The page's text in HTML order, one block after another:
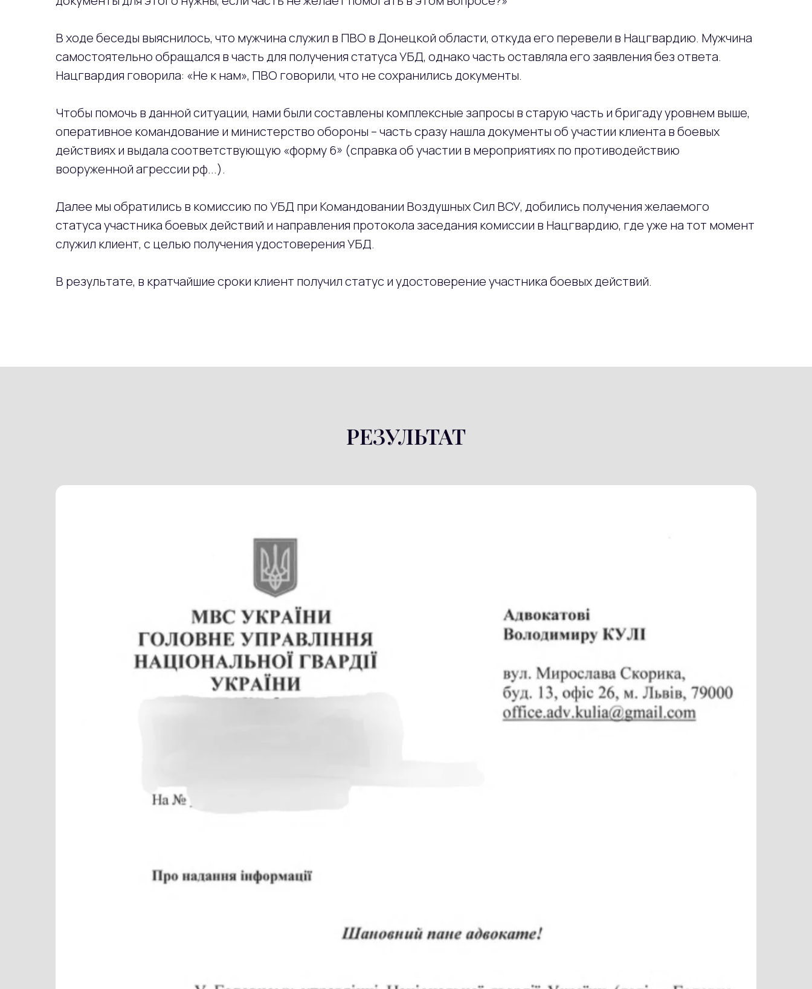
В ходе беседы выяснилось, что мужчина служил в ПВО в Донецкой области, откуда его перевели в Нацгвардию. Мужчина
самостоятельно обращался в часть для получения статуса УБД, однако часть оставляла его заявления без ответа.
Нацгвардия говорила: «Не к нам», ПВО говорили, что не сохранились документы.
Чтобы помочь в данной ситуации, нами были составлены комплексные запросы в старую часть и бригаду уровнем выше,
оперативное командование и министерство обороны – часть сразу нашла документы об участии клиента в боевых
действиях и выдала соответствующую «форму 6» (справка об участии в мероприятиях по противодействию
вооруженной агрессии рф...).
Далее мы обратились в комиссию по УБД при Командовании Воздушных Сил ВСУ, добились получения желаемого
статуса участника боевых действий и направления протокола заседания комиссии в Нацгвардию, где уже на тот момент
служил клиент, с целью получения удостоверения УБД.
В результате, в кратчайшие сроки клиент получил статус и удостоверение участника боевых действий.
РЕЗУЛЬТАТ